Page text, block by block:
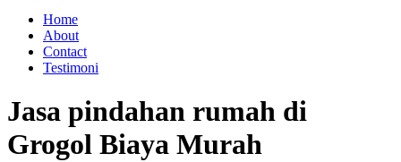
Home
About
Contact
Testimoni
Jasa pindahan rumah di
Grogol Biaya Murah